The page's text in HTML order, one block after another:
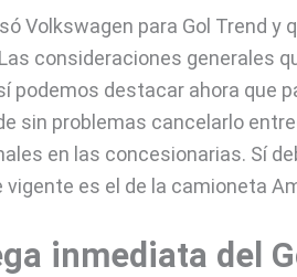
Volkswagen para Gol Trend y
consideraciones generales
podemos destacar ahora que
sin problemas cancelarlo
en las concesionarias. Sí
es el de la camioneta
inmediata del